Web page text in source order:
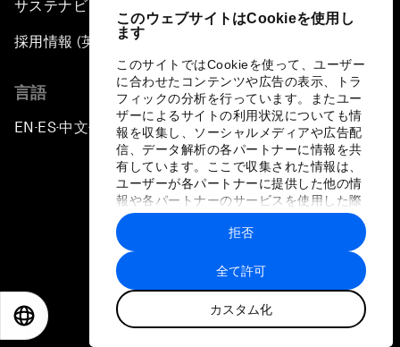
このウェブサイトはCookieを使用し
ます
このサイトではCookieを使って、ユーザー
に合わせたコンテンツや広告の表示、トラ
フィックの分析を行っています。またユー
ザーによるサイトの利用状況についても情
報を収集し、ソーシャルメディアや広告配
信、データ解析の各パートナーに情報を共
有しています。ここで収集された情報は、
ユーザーが各パートナーに提供した他の情
報や各パートナーのサービスを使用した際
に収集された情報と組み合わされ、各パー
トナーによって使用されることがありま
す。
全て許可
カスタム化
拒否
サステナビリティへの取り組み
採用情報 (英語のみ)
言語
EN ▪ ES▪中文▪ 日本語
プライバシーポリシーと利用規約
サイトマップ
©
世界経済フォーラム